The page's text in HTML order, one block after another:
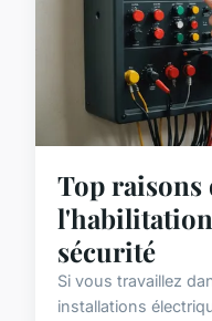
Top raisons
sécurité
Si vous travaillez
installations